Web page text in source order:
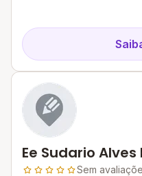
Ee Sudario Alves
Sem